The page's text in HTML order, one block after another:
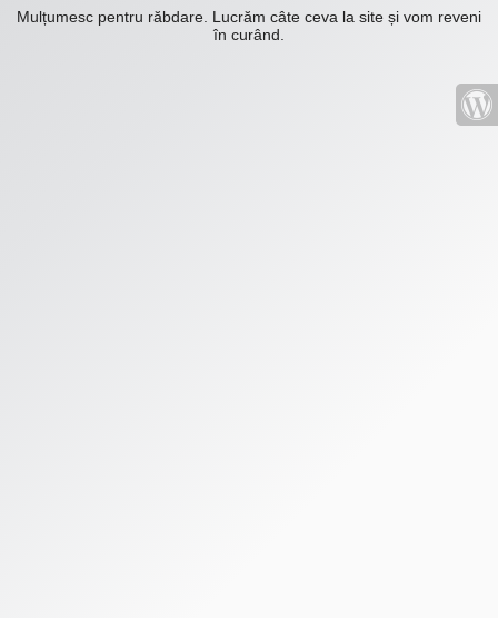
Mulțumesc pentru răbdare. Lucrăm câte ceva la site și vom reveni
în curând.